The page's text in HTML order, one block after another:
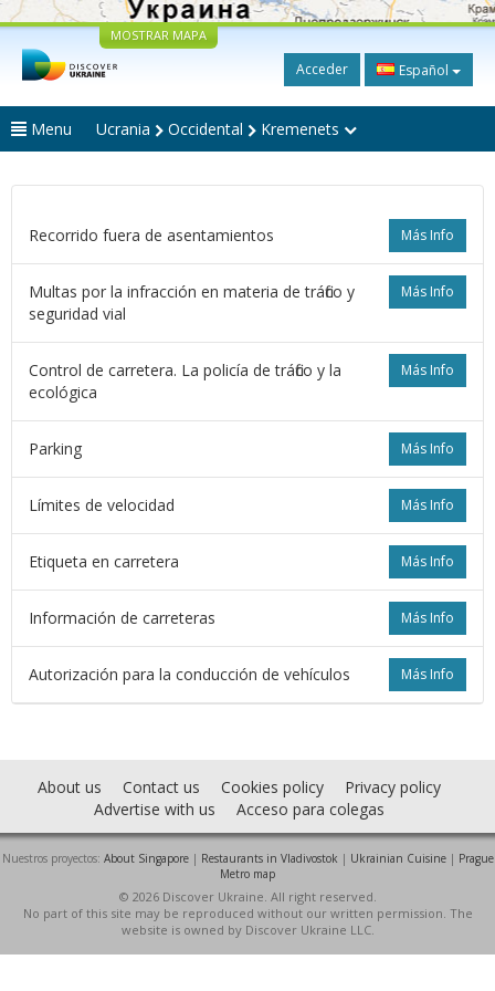
MOSTRAR MAPA
Acceder Español
Menu Ucrania Occidental Kremenets
Más Info
Recorrido fuera de asentamientos
Más Info
Multas por la infracción en materia de tráfico y
seguridad vial
Más Info
Control de carretera. La policía de tráfico y la
ecológica
Más Info
Parking
Más Info
Límites de velocidad
Más Info
Etiqueta en carretera
Más Info
Información de carreteras
Más Info
Autorización para la conducción de vehículos
About us Contact us Cookies policy
Privacy policy
Advertise with us
Acceso para colegas
Nuestros proyectos: About Singapore| Restaurants in Vladivostok | Ukrainian Cuisine| Prague
Metro map
© 2026 Discover Ukraine. All right reserved.
No part of this site may be reproduced without our written permission. The
website is owned by Discover Ukraine LLC.